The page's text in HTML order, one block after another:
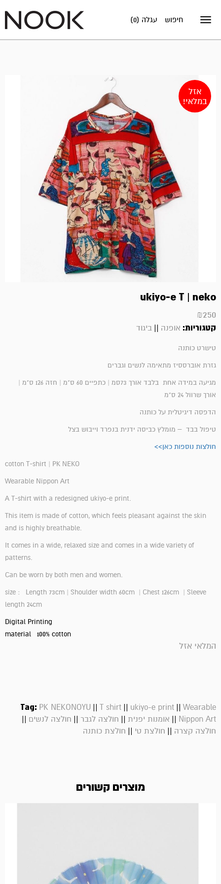
Toggle
עגלה (0) חיפוש
אזל
במלאי!
ukiyo-e T | neko
₪250
קטגוריות: אופנה || ביגוד
טישרט כותנה
גזרת אוברססיז מתאימה לנשים וגברים
מגיעה במידה אחת בלבד אורך 73סמ | כתפיים 60 ס"מ | חזה 126 ס"מ |
אורך שרוול 24 ס"מ
הדפסה דיגיטלית על כותנה
טיפול בבד – מומלץ כביסה ידנית בנפרד וייבוש בצל
חולצות נוספות כאן>>
cotton T-shirt | PK NEKO
Wearable Nippon Art
A T-shirt with a redesigned ukiyo-e print.
This item is made of cotton, which feels pleasant against the skin
and is highly breathable.
It comes in a wide, relaxed size and comes in a wide variety of
patterns.
Can be worn by both men and women.
size : Length 73cm | Shoulder width 60cm | Chest 126cm | Sleeve
length 24cm
Digital Printing
material 100% cotton
המלאי אזל
Tag: PK NEKONOYU || T shirt || ukiyo-e print || Wearable
Nippon Art
|| אומנות יפנית || חולצה לגבר || חולצה לנשים ||
חולצה קצרה || חולצת טי || חולצת כותנה
מוצרים קשורים